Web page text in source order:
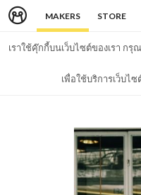
MAKERS STORE
เราใช้คุ๊กกี้บนเว็บไซต์ของเรา ก
เพื่อใช้บริการเว็บไซ